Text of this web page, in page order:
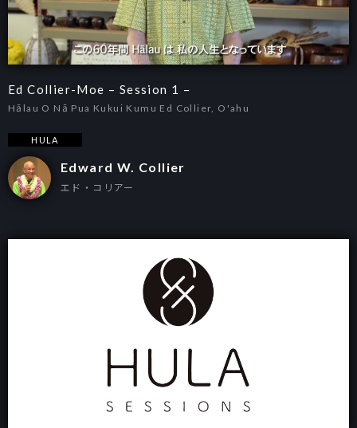
Ed Collier-Moe – Session 1 –
Hālau O Nā Pua Kukui Kumu Ed Collier, O'ahu
HULA
Edward W. Collier
エド・コリアー